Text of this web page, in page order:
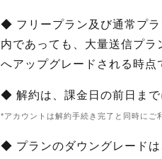
◆ フリープラン及び通常プラ
内であっても、大量送信プ
へアップグレードされる時点
◆ 解約は、課金日の前日まで
*アカウントは解約手続き完了と同時にご
◆ プランのダウングレードは